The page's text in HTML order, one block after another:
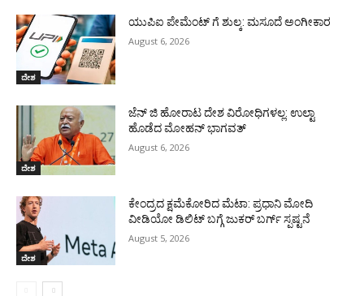
ದೇಶ
ಯುಪಿಐ ಪೇಮೆಂಟ್ ಗೆ ಶುಲ್ಕ: ಮಸೂದೆ ಅಂಗೀಕಾರ
August 6, 2026
ದೇಶ
ಜೆನ್ ಜಿ ಹೋರಾಟ ದೇಶ ವಿರೋಧಿಗಳಲ್ಲ: ಉಲ್ಟಾ
ಹೊಡೆದ ಮೋಹನ್ ಭಾಗವತ್
August 6, 2026
ದೇಶ
ಕೇಂದ್ರದ ಕ್ಷಮೆಕೋರಿದ ಮೆಟಾ: ಪ್ರಧಾನಿ ಮೋದಿ
ವೀಡಿಯೋ ಡಿಲಿಟ್ ಬಗ್ಗೆ ಜುಕರ್ ಬರ್ಗ್ ಸ್ಪಷ್ಟನೆ
August 5, 2026